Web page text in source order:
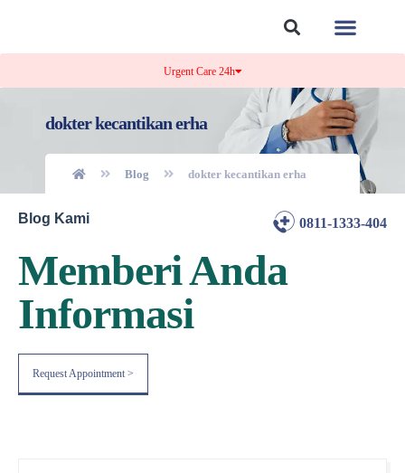
Urgent Care 24h
dokter kecantikan erha
Blog dokter kecantikan erha
Blog Kami 0811-1333-404
Memberi Anda
Informasi
Request Appointment >